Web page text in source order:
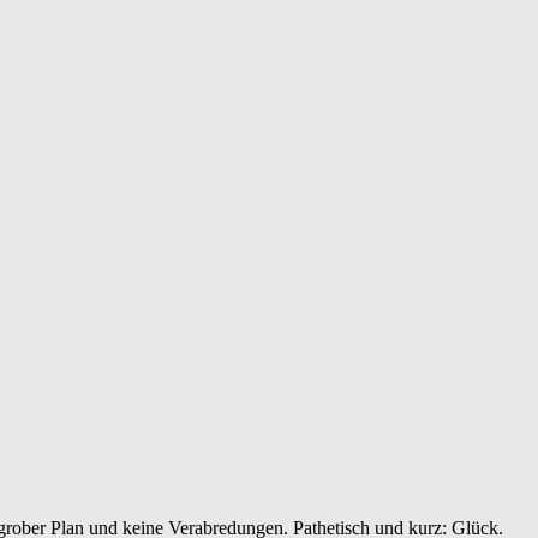
Plan und keine Verabredungen. Pathetisch und kurz: Glück.